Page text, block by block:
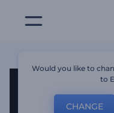
Would you like to
to
CHANGE